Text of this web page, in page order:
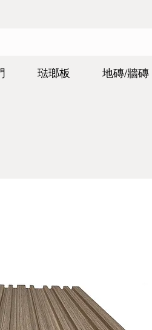
琺瑯板 地磚/牆磚